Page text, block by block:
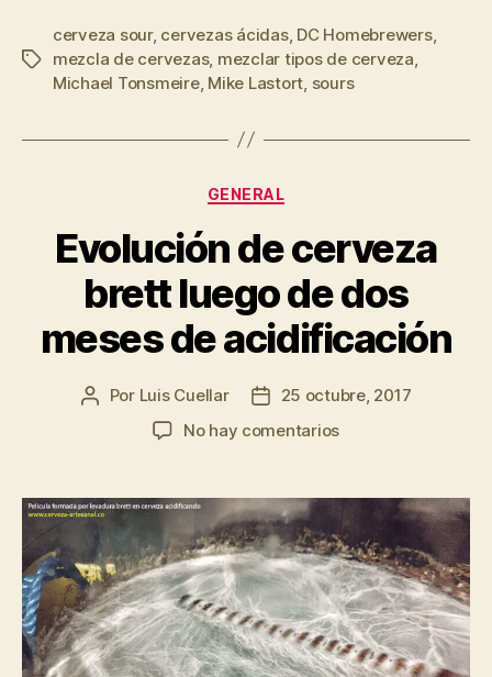
ácidas
para
balancear
complejidad”
Etiquetas
cerveza sour, cervezas ácidas, DC Homebrewers,
mezcla de cervezas, mezclar tipos de cerveza,
Michael Tonsmeire, Mike Lastort, sours
Categorías
GENERAL
Evolución de cerveza
brett luego de dos
meses de acidificación
Autor
Por Luis Cuellar
Fecha25 octubre, 2017
No hay comentariosen
cerveza
brett
luego
de
dos
meses
de
acidificación